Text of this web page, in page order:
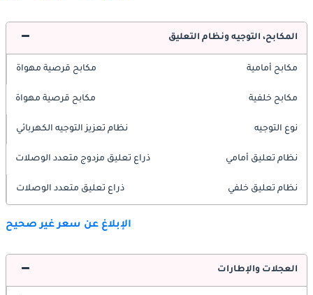
المكابح، التوجيه ونظام التعليق
مكابح أمامية مكابح قرصية مهواة
مكابح خلفية مكابح قرصية مهواة
نوع التوجيه نظام تعزيز التوجيه الكهربائي
نظام تعليق أمامي ذراع تعليق مزدوج متعدد الوصلات
نظام تعليق خلفي ذراع تعليق متعدد الوصلات
الإبلاغ عن سعر غير صحيح
العجلات والإطارات